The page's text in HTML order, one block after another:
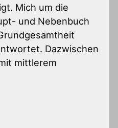
Mich um die
und Nebenbuch
Dazwischen
mittlerem